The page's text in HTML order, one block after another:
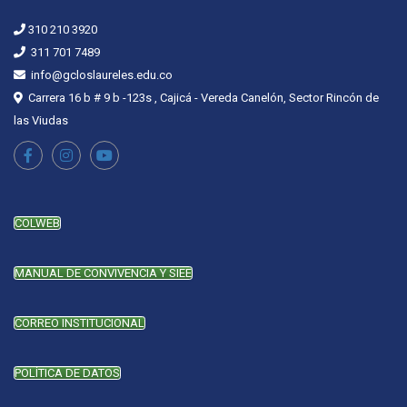
310 210 3920
311 701 7489
info@gcloslaureles.edu.co
Carrera 16 b # 9 b -123s , Cajicá - Vereda Canelón, Sector Rincón de
las Viudas
COLWEB
MANUAL DE CONVIVENCIA Y SIEE
CORREO INSTITUCIONAL
POLÍTICA DE DATOS